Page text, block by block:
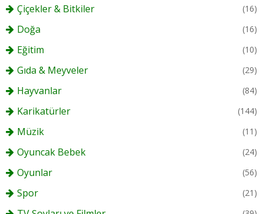
Çiçekler & Bitkiler (16)
Doğa (16)
Eğitim (10)
Gıda & Meyveler (29)
Hayvanlar (84)
Karikatürler (144)
Müzik (11)
Oyuncak Bebek (24)
Oyunlar (56)
Spor (21)